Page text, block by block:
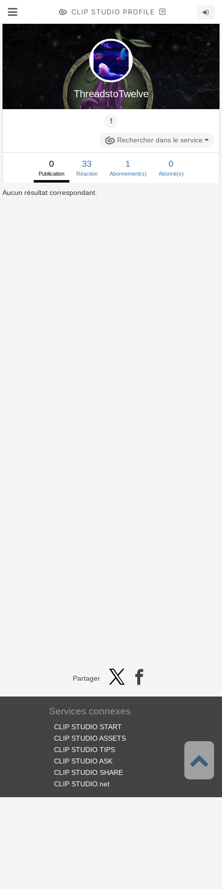
CLIP STUDIO PROFILE
ThreadstoTwelve
Rechercher dans le service
0
Publication
33
Réaction
1
Abonnement(s)
0
Abonné(s)
Aucun résultat correspondant.
Partager
Services connexes
CLIP STUDIO START
CLIP STUDIO ASSETS
CLIP STUDIO TIPS
CLIP STUDIO ASK
CLIP STUDIO SHARE
CLIP STUDIO.net